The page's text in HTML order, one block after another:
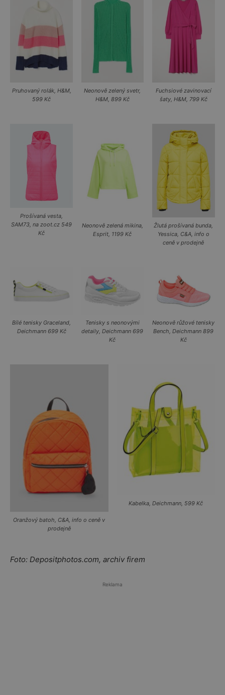
Pruhovaný rolák, H&M,
599 Kč
Neonově zelený svetr,
H&M, 899 Kč
Fuchsiové zavinovací
šaty, H&M, 799 Kč
Prošívaná vesta,
SAM73, na zoot.cz 549
Kč
Neonově zelená mikina,
Esprit, 1199 Kč
Žlutá prošívaná bunda,
Yessica, C&A, info o
ceně v prodejně
Bílé tenisky Graceland,
Deichmann 699 Kč
Tenisky s neonovými
detaily, Deichmann 699
Kč
Neonově růžové tenisky
Bench, Deichmann 899
Kč
Oranžový batoh, C&A, info o ceně v
prodejně
Kabelka, Deichmann, 599 Kč
Foto: Depositphotos.com, archiv firem
Reklama